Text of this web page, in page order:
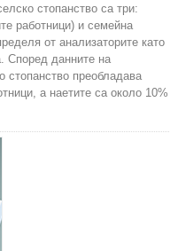
стопанство са три:
работници) и семейна
от анализаторите като
Според данните на
стопанство преобладава
а наетите са около 10%